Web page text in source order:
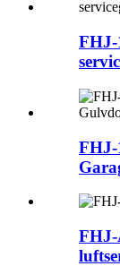
FHJ-
FHJ-